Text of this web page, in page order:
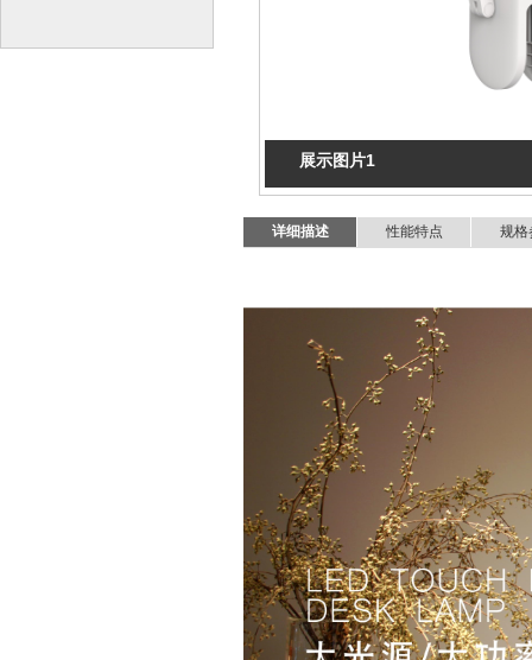
展示图片1
详细描述 性能特点 规格